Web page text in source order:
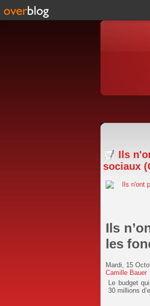
Ils
sociaux
Ils
les
Mardi, 15
Camille Bauer
Le budget
30 millions